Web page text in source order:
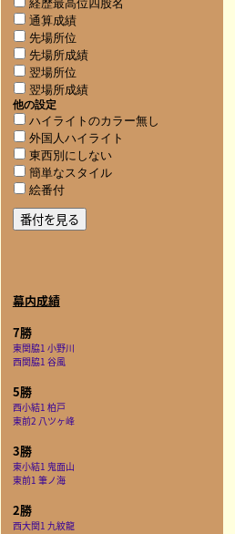
経歴最高位四股名
通算成績
先場所位
先場所成績
翌場所位
翌場所成績
他の設定
ハイライトのカラー無し
外国人ハイライト
東西別にしない
簡単なスタイル
絵番付
幕内成績
7勝
東関脇1 小野川
西関脇1 谷風
5勝
西小結1 柏戸
東前2 八ツヶ峰
3勝
東小結1 鬼面山
東前1 筆ノ海
2勝
西大関1 九紋龍